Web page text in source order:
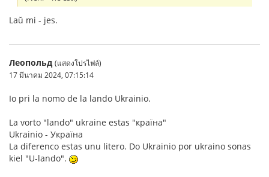
Laŭ mi - jes.
Леопольд (แสดงโปรไฟล์)
17 มีนาคม 2024, 07:15:14
Io pri la nomo de la lando Ukrainio.
La vorto "lando" ukraine estas "країна"
Ukrainio - Україна
La diferenco estas unu litero. Do Ukrainio por ukraino sonas
kiel "U-lando".